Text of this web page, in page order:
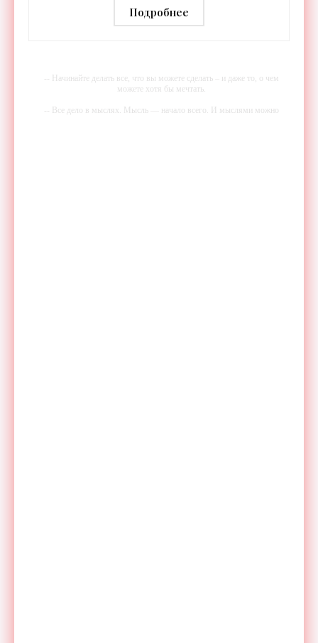
дальностью распознавания до 2 км
- «Гаджеты»
Подробнее
-- Начинайте делать все, что вы можете сделать – и даже то, о чем
можете хотя бы мечтать.
-- Все дело в мыслях. Мысль — начало всего. И мыслями можно